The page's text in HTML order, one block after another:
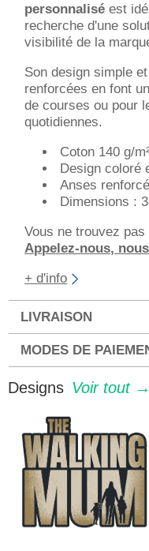
personnalisé est
recherche d'une
visibilité de la
Son design simple
renforcées en font
de courses ou pour
quotidiennes.
Coton 140 g/
Design coloré
Anses
Dimensions :
Vous ne trouvez
Appelez-nous,
+ d'info
LIVRAISON
MODES DE
Designs Voir tout →